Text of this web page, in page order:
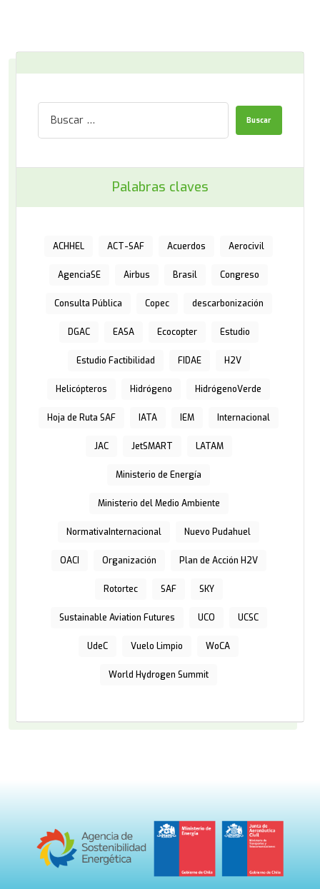
Palabras claves
ACHHEL ACT-SAF Acuerdos Aerocivil
AgenciaSE Airbus Brasil Congreso
Consulta Pública Copec descarbonización
DGAC EASA Ecocopter Estudio
Estudio Factibilidad FIDAE H2V
Helicópteros Hidrógeno HidrógenoVerde
Hoja de Ruta SAF IATA IEM Internacional
JAC JetSMART LATAM
Ministerio de Energía
Ministerio del Medio Ambiente
NormativaInternacional Nuevo Pudahuel
OACI Organización Plan de Acción H2V
Rotortec SAF SKY
Sustainable Aviation Futures UCO UCSC
UdeC Vuelo Limpio WoCA
World Hydrogen Summit